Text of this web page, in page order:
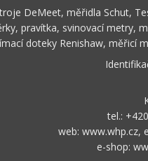
DeMeet, měřidla Schut,
pravítka, svinovací metry,
doteky Renishaw, měřicí
tel.:
web: www.whp.cz,
e-shop: